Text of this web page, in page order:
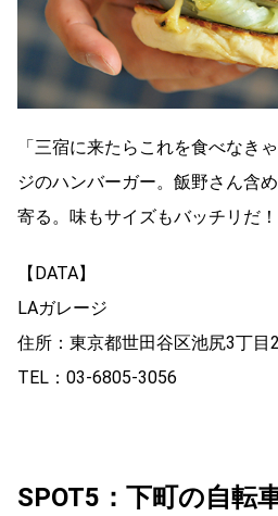
「三宿に来たらこれを食べなき
ジのハンバーガー。飯野さん含
寄る。味もサイズもバッチリだ！
【DATA】
LAガレージ
住所：東京都世田谷区池尻3丁
TEL：03-6805-3056
SPOT5：下町の自転